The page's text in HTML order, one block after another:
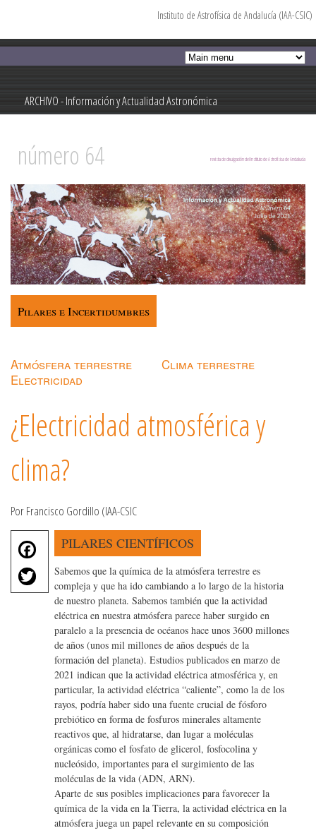
contenido
ARCHIVO - Información y Actualidad Astronómica
Información y Actualidad Astronómica
Instituto de Astrofísica de Andalucía (IAA-CSIC)
revista de divulgación del Instituto de Astrofísica de Andalucía
número 64
Pilares e Incertidumbres
Atmósfera terrestre
Clima terrestre
Electricidad
¿Electricidad atmosférica y
clima?
Por Francisco Gordillo (IAA-CSIC
e
T
w
it
te
PILARES CIENTÍFICOS
Sabemos que la química de la atmósfera terrestre es
compleja y que ha ido cambiando a lo largo de la historia
de nuestro planeta. Sabemos también que la actividad
eléctrica en nuestra atmósfera parece haber surgido en
paralelo a la presencia de océanos hace unos 3600 millones
de años (unos mil millones de años después de la
formación del planeta). Estudios publicados en marzo de
2021 indican que la actividad eléctrica atmosférica y, en
particular, la actividad eléctrica “caliente”, como la de los
rayos, podría haber sido una fuente crucial de fósforo
prebiótico en forma de fosfuros minerales altamente
reactivos que, al hidratarse, dan lugar a moléculas
orgánicas como el fosfato de glicerol, fosfocolina y
nucleósido, importantes para el surgimiento de las
moléculas de la vida (ADN, ARN).
Aparte de sus posibles implicaciones para favorecer la
química de la vida en la Tierra, la actividad eléctrica en la
atmósfera juega un papel relevante en su composición